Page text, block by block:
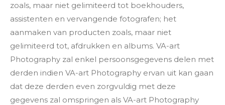
zoals, maar niet gelimiteerd tot boekhouders,
assistenten en vervangende fotografen; het
aanmaken van producten zoals, maar niet
gelimiteerd tot, afdrukken en albums. VA-art
Photography zal enkel persoonsgegevens delen met
derden indien VA-art Photography ervan uit kan gaan
dat deze derden even zorgvuldig met deze
gegevens zal omspringen als VA-art Photography